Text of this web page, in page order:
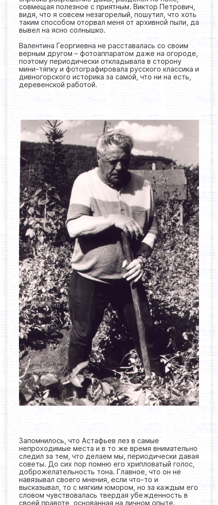
совмещая полезное с приятным. Виктор Петрович,
видя, что я совсем незагорелый, пошутил, что хоть
таким способом оторвал меня от архивной пыли, да
вывел на ясно солнышко.
Валентина Георгиевна не расставалась со своим
верным другом – фотоаппаратом даже на огороде,
поэтому периодически откладывала в сторону
мини-тяпку и фотографировала русского классика и
дивногорского историка за самой, что ни на есть,
деревенской работой.
Запомнилось, что Астафьев лез в самые
непроходимые места и в то же время внимательно
следил за тем, что делаем мы, периодически давая
советы. До сих пор помню его хрипловатый голос,
доброжелательность тона. Главное, что он не
навязывал своего мнения, если что-то и
высказывал, то с мягким юмором, но за каждым его
словом чувствовалась твердая убежденность в
своей правоте, основанная на личном опыте.